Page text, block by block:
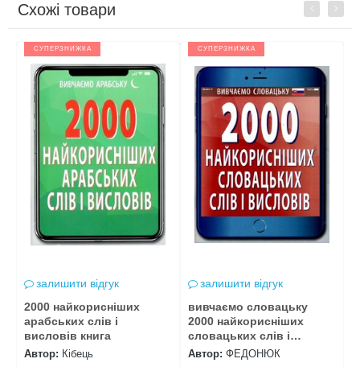
Схожі товари Previous
СУПЕРЗНИЖКА
залишити відгук
2000 найкорисніших
арабських слів і
висловів книга
Автор: Кібець
СУПЕРЗНИЖКА
залишити відгук
вивчаємо словацьку
2000 найкорисніших
словацьких слів і
висловів "А
Автор: ФЕДОНЮК
Next